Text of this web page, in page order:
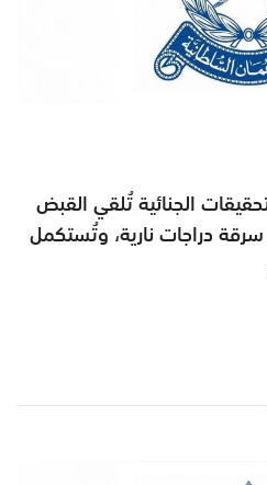
الجنائية تُلقي القبض
دراجات نارية، وتُستكمل